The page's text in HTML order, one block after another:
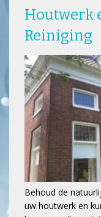
Houtwerk
Reiniging
Behoud de
uw houtwerk en